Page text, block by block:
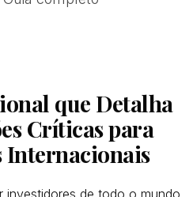
que Detalha
Críticas para
Internacionais
investidores de todo o mundo.